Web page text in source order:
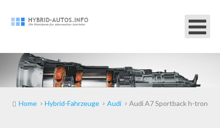
Home Hybrid-Fahrzeuge Audi Audi A7 Sportback h-tron